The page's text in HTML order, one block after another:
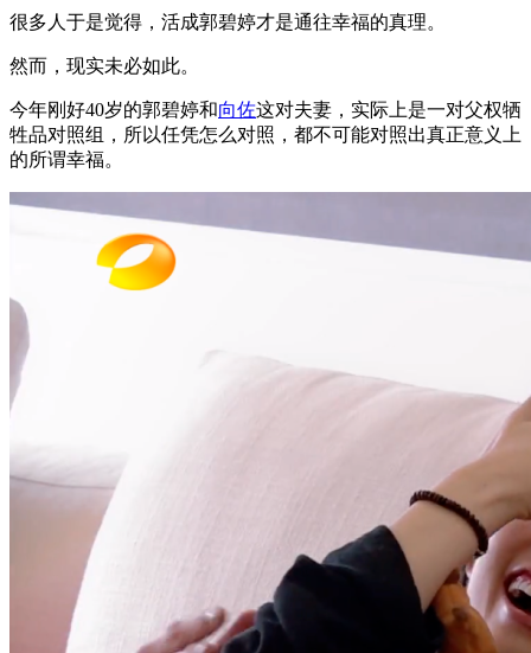
很多人于是觉得，活成郭碧婷才是通往幸福的真理。
然而，现实未必如此。
今年刚好40岁的郭碧婷和向佐这对夫妻，实际上是一对父权牺
牲品对照组，所以任凭怎么对照，都不可能对照出真正意义上
的所谓幸福。